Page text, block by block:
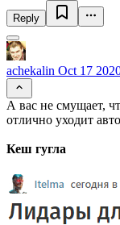
Reply
achekalin Oct 17
А вас не смущает,
отлично уходит
Кеш гугла